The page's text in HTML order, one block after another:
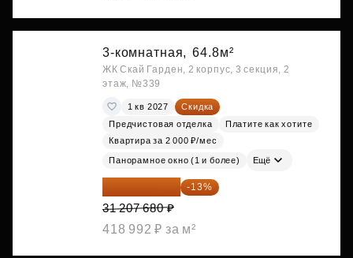
3-комнатная, 64.8м²
ЖК Скай Гарден, 2 корпус, 3 секция, 2
этаж, №339
1 кв 2027
Скидка
Предчистовая отделка
Платите как хотите
Квартира за 2 000 ₽/мес
Панорамное окно (1 и более) Ещё
27 150 682 ₽ -13%
31 207 680 ₽
418 992 ₽ за м²